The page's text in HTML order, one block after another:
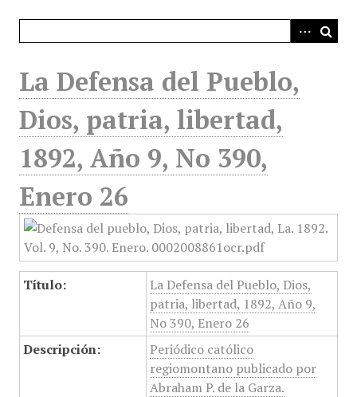
La Defensa del Pueblo,
Dios, patria, libertad,
1892, Año 9, No 390,
Enero 26
Título:
La Defensa del Pueblo, Dios,
patria, libertad, 1892, Año 9,
No 390, Enero 26
Descripción:
Periódico católico
regiomontano publicado por
Abraham P. de la Garza.